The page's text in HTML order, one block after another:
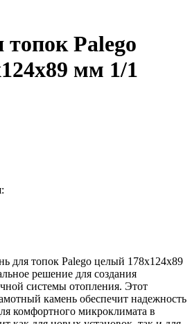
Palego
мм 1/1
для топок Palego целый 178x124x89
решение для создания
системы отопления. Этот
камень обеспечит надежность
комфортного микроклимата в